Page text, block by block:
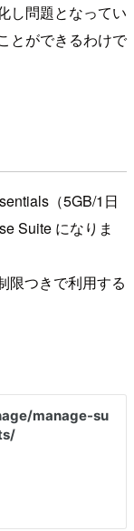
し問題となってい
とができるわけで
（5GB/1日
Suite になりま
限つきで利用する